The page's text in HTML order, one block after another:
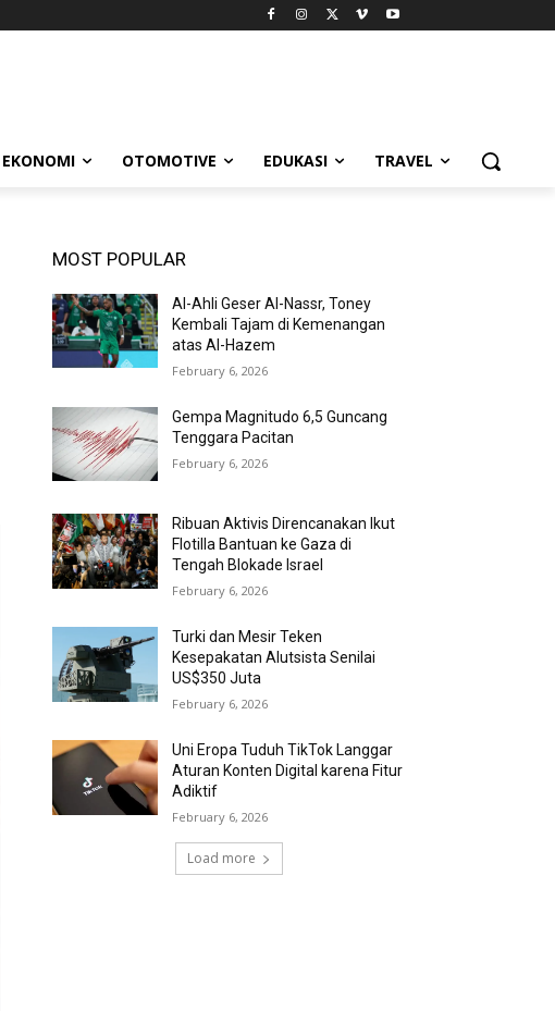
EKONOMI OTOMOTIVE EDUKASI TRAVEL
MOST POPULAR
Al-Ahli Geser Al-Nassr, Toney
Kembali Tajam di Kemenangan
atas Al-Hazem
February 6, 2026
Gempa Magnitudo 6,5 Guncang
Tenggara Pacitan
February 6, 2026
Ribuan Aktivis Direncanakan Ikut
Flotilla Bantuan ke Gaza di
Tengah Blokade Israel
February 6, 2026
Turki dan Mesir Teken
Kesepakatan Alutsista Senilai
US$350 Juta
February 6, 2026
Uni Eropa Tuduh TikTok Langgar
Aturan Konten Digital karena Fitur
Adiktif
February 6, 2026
Load more